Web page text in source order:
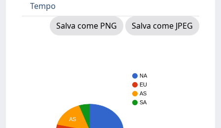
Tempo
Salva come PNG
Salva come JPEG
NA
EU
AS
SA
AS